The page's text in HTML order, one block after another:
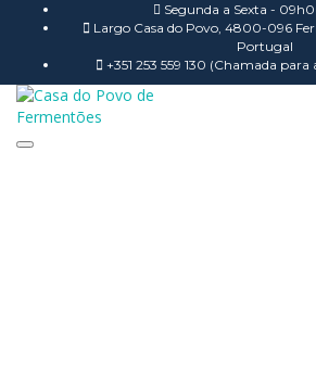
Segunda a Sexta -
Largo Casa do Povo, 4800-096
Portugal
+351 253 559 130 (Chamada para
Toggle navigation